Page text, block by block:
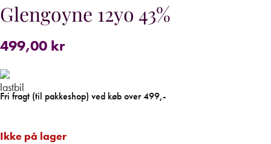
Glengoyne 12yo 43%
499,00 kr
Fri fragt (til pakkeshop) ved køb over 499,-
Ikke på lager